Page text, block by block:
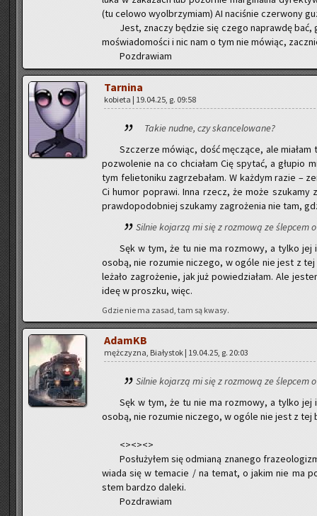
(tu ce­lo­wo wy­ol­brzy­miam) AI na­ci­śnie czer­wo­ny
Jest, zna­czy bę­dzie się czego na­praw­dę
mo­świa­do­mo­ści i nic nam o tym nie mó­wiąc,
Po­zdra­wiam
Tar­ni­na
ko­bie­ta | 19.04.25, g. 09:58
Takie nudne, czy skan­ce­lo­wa­ne?
Szcze­rze mó­wiąc, dość mę­czą­ce, ale
po­zwo­le­nie na co chcia­łam Cię spy­tać, a głu­pio
tym fe­lie­to­ni­ku za­grze­ba­łam. W każ­dym razie –
Ci humor po­pra­wi. Inna rzecz, że może
praw­do­po­dob­niej szu­ka­my za­gro­że­nia nie tam,
Sil­nie ko­ja­rzą mi się z roz­mo­wą ze ślep­cem
Sęk w tym, że tu nie ma roz­mo­wy, a tylko jej
osobą, nie ro­zu­mie ni­cze­go, w ogóle nie jest z
le­ża­ło za­gro­że­nie, jak już po­wie­dzia­łam. Ale
ideę w prosz­ku, więc.
Gdzie nie ma zasad, tam są kwasy.
AdamKB
męż­czy­zna, Bia­ły­stok | 19.04.25, g. 20:03
Sil­nie ko­ja­rzą mi się z roz­mo­wą ze ślep­cem
Sęk w tym, że tu nie ma roz­mo­wy, a tylko jej
osobą, nie ro­zu­mie ni­cze­go, w ogóle nie jest z tej
<><><>
Po­słu­ży­łem się od­mia­ną zna­ne­go
wia­da się w te­ma­cie / na temat, o jakim nie ma
stem bar­dzo da­le­ki.
Po­zdra­wiam